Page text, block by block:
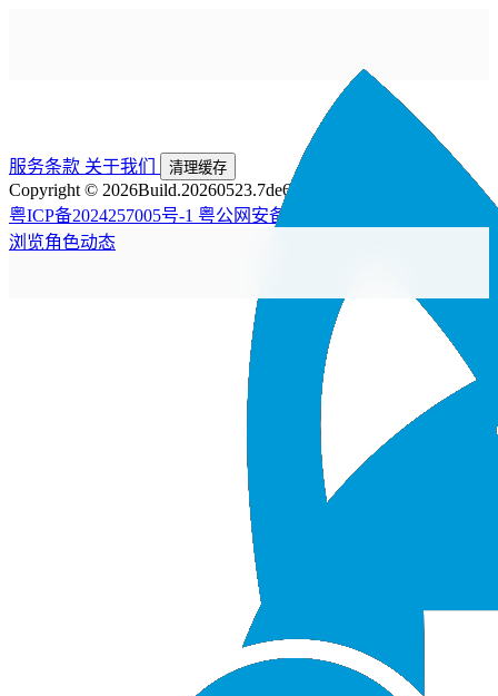
服务条款 关于我们 清理缓存
Copyright © 2026Build.20260523.7de6225
粤ICP备2024257005号-1 粤公网安备44200002445476号
浏览角色动态